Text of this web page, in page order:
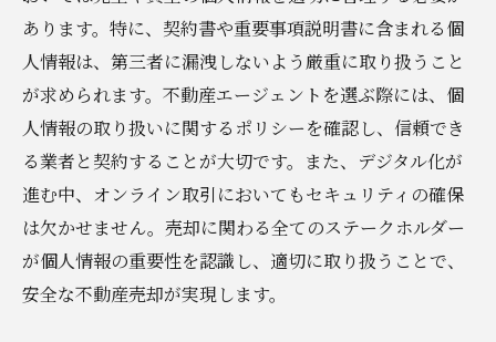
あります。特に、契約書や重要事項説明書に含まれる個
人情報は、第三者に漏洩しないよう厳重に取り扱うこと
が求められます。不動産エージェントを選ぶ際には、個
人情報の取り扱いに関するポリシーを確認し、信頼でき
る業者と契約することが大切です。また、デジタル化が
進む中、オンライン取引においてもセキュリティの確保
は欠かせません。売却に関わる全てのステークホルダー
が個人情報の重要性を認識し、適切に取り扱うことで、
安全な不動産売却が実現します。